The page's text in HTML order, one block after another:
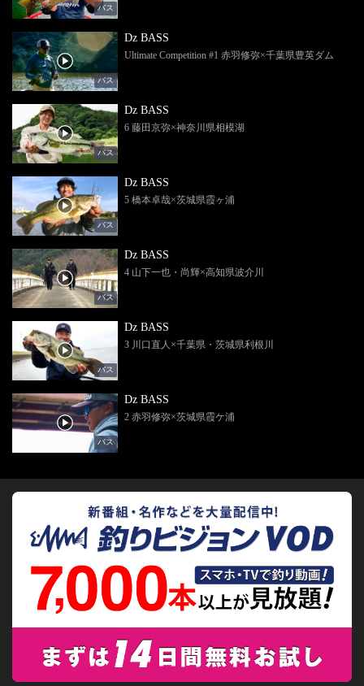
バス
バス
Dz BASS
Ultimate Competition #1 赤羽修弥×千葉県豊英ダム
バス
Dz BASS
6 藤田京弥×神奈川県相模湖
バス
Dz BASS
5 橋本卓哉×茨城県霞ヶ浦
バス
Dz BASS
4 山下一也・尚輝×高知県波介川
バス
Dz BASS
3 川口直人×千葉県・茨城県利根川
バス
Dz BASS
2 赤羽修弥×茨城県霞ケ浦